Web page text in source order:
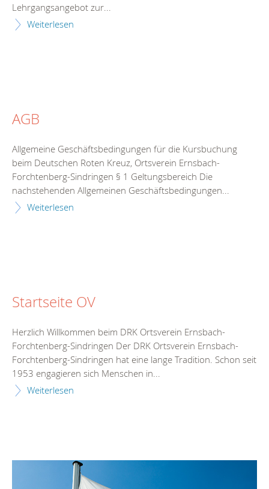
Lehrgangsangebot zur...
Weiterlesen
AGB
Allgemeine Geschäftsbedingungen für die Kursbuchung
beim Deutschen Roten Kreuz, Ortsverein Ernsbach-
Forchtenberg-Sindringen § 1 Geltungsbereich Die
nachstehenden Allgemeinen Geschäftsbedingungen...
Weiterlesen
Startseite OV
Herzlich Willkommen beim DRK Ortsverein Ernsbach-
Forchtenberg-Sindringen Der DRK Ortsverein Ernsbach-
Forchtenberg-Sindringen hat eine lange Tradition. Schon seit
1953 engagieren sich Menschen in...
Weiterlesen